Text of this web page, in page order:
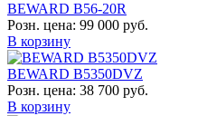
BEWARD B56-20R
Розн. цена: 99 000 руб.
В корзину
BEWARD B5350DVZ
Розн. цена: 38 700 руб.
В корзину